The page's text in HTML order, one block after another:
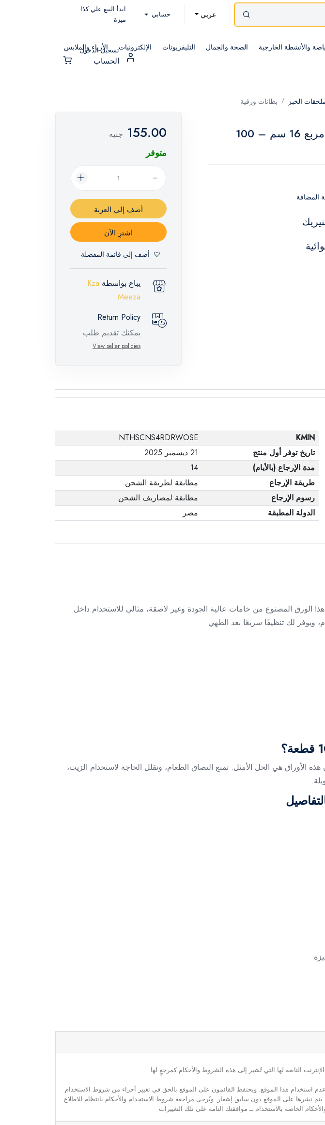
عربي حسابي
ابدأ البيع علي كذا
ميزة
والأنشطة الخارجية الصحة والجمال التليفزيونات الإلكترونيات الأزياء والملابس
تسجيل الدخول
الحساب
الخبز بطانات ورقية
ورق قلاية هوائية مربع 16 سم – 100
المضافة
155.00 جنيه
متوفر
أضف إلي العربة
اشترِ الآن
أضف إلي قائمة المفضلة
يباع بواسطة Kza
Meeza
Return Policy
يمكنك تقديم طلب
إرجاع لهذه المنتجات
حالة وجود عيوب من
وقت وصول الطلب،
في حالتها الصحيحة
وأن المنتج في عبوته
الأصلية. لاحظ أنه لا
يمكن إرجاع المنتجات
View seller policies
KMIN
NTHSCNS4RDRWOSE
تاريخ توفر أول منتج
21 ديسمبر 2025
مدة الإرجاع (بالأيام)
14
طريقة الإرجاع
مطابقة لطريقة الشحن
رسوم الإرجاع
مطابقة لمصاريف الشحن
الدولة المطبقة
مصر
طهي نظيفة وسهلة مع ورق لقلاية الهوائية مربع 16 سم – 100 قطعة. هذا الورق المصنوع من خامات عالية الجودة وغير لاصقة، مثالي للاستخدام داخل
ويوفر لك تنظيفًا سريعًا بعد الطهي.
هي الحل الأمثل. تمنع التصاق الطعام، وتقلل الحاجة لاستخدام الزيت،
التابعة لها التي تُشير إلى هذه الشروط والأحكام كمرجعٍ لها
عدم استخدام هذا الموقع. ويحتفظ القائمون على الموقع بالحق في تغيير أجزاء من شروط الاستخدام
يتم نشرها على الموقع دون سابق إشعار. ويُرجى مراجعة شروط الاستخدام والأحكام بانتظام للاطلاع
الخاصة بالاستخدام ــ موافقتك التامة على تلك التغييرات